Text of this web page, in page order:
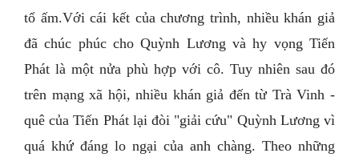
tổ ấm.Với cái kết của chương trình, nhiều khán giả
đã chúc phúc cho Quỳnh Lương và hy vọng Tiến
Phát là một nửa phù hợp với cô. Tuy nhiên sau đó
trên mạng xã hội, nhiều khán giả đến từ Trà Vinh -
quê của Tiến Phát lại đòi "giải cứu" Quỳnh Lương vì
quá khứ đáng lo ngại của anh chàng. Theo những